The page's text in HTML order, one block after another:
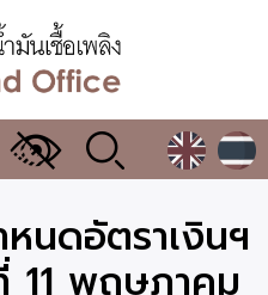
เมนู
เปลี่ยน
แสดง
ผลนดอัตราเงินฯ
11 พฤษภาคม